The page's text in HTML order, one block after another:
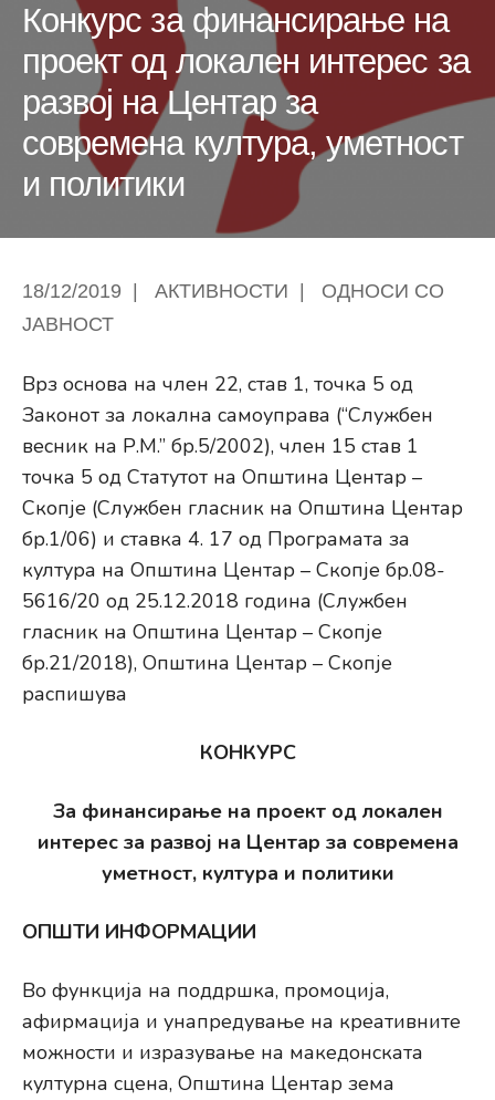
Конкурс за финансирање на
проект од локален интерес за
развој на Центар за
современа култура, уметност
и политики
18/12/2019 АКТИВНОСТИ
ОДНОСИ СО
ЈАВНОСТ
Врз основа на член 22, став 1, точка 5 од
Законот за локална самоуправа (“Службен
весник на Р.М.” бр.5/2002), член 15 став 1
точка 5 од Статутот на Општина Центар –
Скопје (Службен гласник на Општина Центар
бр.1/06) и ставка 4. 17 од Програмата за
култура на Општина Центар – Скопје бр.08-
5616/20 од 25.12.2018 година (Службен
гласник на Општина Центар – Скопје
бр.21/2018), Општина Центар – Скопје
распишува
КОНКУРС
За финансирање на проект од локален
интерес за развој на Центар за современа
уметност, култура и политики
ОПШТИ ИНФОРМАЦИИ
Во функција на поддршка, промоција,
афирмација и унапредување на креативните
можности и изразување на македонската
културна сцена, Општина Центар зема